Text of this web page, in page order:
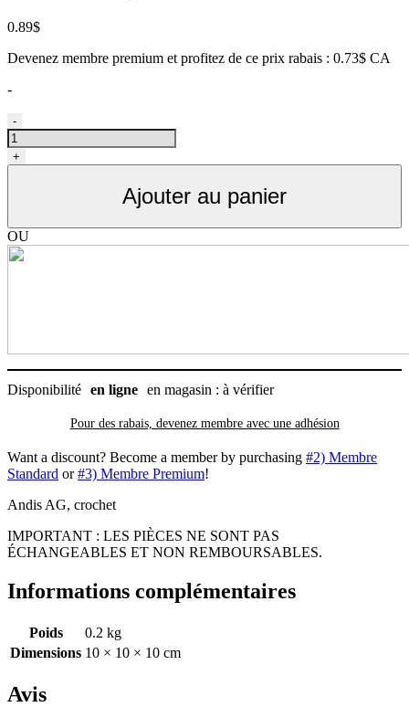
0.89$
Devenez membre premium et profitez de ce prix rabais : 0.73$ CA
-
quantité
de
Andis
AG,
-
+
Ajouter au panier
OU
Disponibilité en ligne en magasin : à vérifier
Pour des rabais, devenez membre avec une adhésion
Want a discount? Become a member by purchasing #2) Membre
Standard or#3) Membre Premium!
Andis AG, crochet
IMPORTANT : LES PIÈCES NE SONT PAS
ÉCHANGEABLES ET NON REMBOURSABLES.
Informations complémentaires
Poids
0.2 kg
Dimensions 10 × 10 × 10 cm
Avis